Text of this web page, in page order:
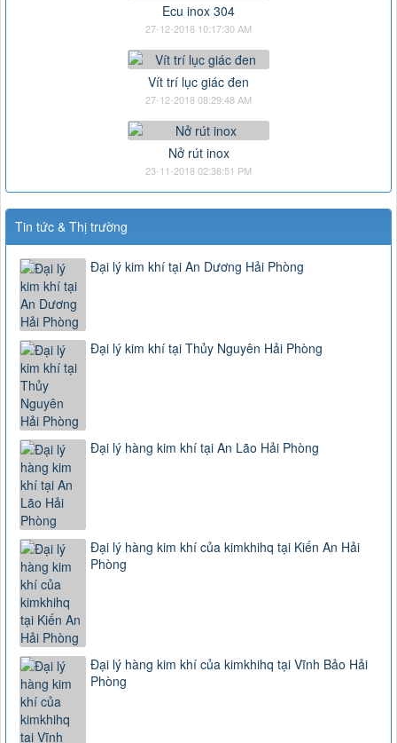
Ecu inox 304
27-12-2018 10:17:30 AM
Vít trí lục giác đen
27-12-2018 08:29:48 AM
Nở rút inox
23-11-2018 02:38:51 PM
Tin tức & Thị trường
Đại lý kim khí tại An Dương Hải Phòng
Đại lý kim khí tại Thủy Nguyên Hải Phòng
Đại lý hàng kim khí tại An Lão Hải Phòng
Đại lý hàng kim khí của kimkhihq tại Kiến An Hải
Phòng
Đại lý hàng kim khí của kimkhihq tại Vĩnh Bảo Hải
Phòng